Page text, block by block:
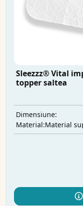
Sleezzz® Vital
topper saltea
Dimensiune:
Material: